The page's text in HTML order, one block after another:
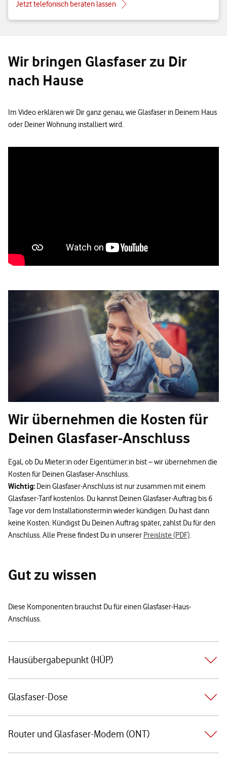
Jetzt telefonisch beraten lassen
Wir bringen Glasfaser zu Dir
nach Hause
Im Video erklären wir Dir ganz genau, wie Glasfaser in Deinem Haus
oder Deiner Wohnung installiert wird.
Wir übernehmen die Kosten für
Deinen Glasfaser-Anschluss
Egal, ob Du Mieter:in oder Eigentümer:in bist – wir übernehmen die
Kosten für Deinen Glasfaser-Anschluss.
Wichtig: Dein Glasfaser-Anschluss ist nur zusammen mit einem
Glasfaser-Tarif kostenlos. Du kannst Deinen Glasfaser-Auftrag bis 6
Tage vor dem Installationstermin wieder kündigen. Du hast dann
keine Kosten. Kündigst Du Deinen Auftrag später, zahlst Du für den
Anschluss. Alle Preise findest Du in unserer Preisliste (PDF)
Gut zu wissen
Diese Komponenten brauchst Du für einen Glasfaser-Haus-
Anschluss.
Hausübergabepunkt (HÜP)
Glasfaser-Dose
Router und Glasfaser-Modem (ONT)